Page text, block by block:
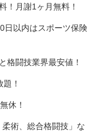
月謝1ヶ月無料！
以内はスポーツ保険
闘技業界最安値！
！
休！
術、総合格闘技」な